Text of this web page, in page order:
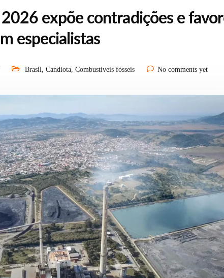
2026 expõe contradições e
especialistas
Brasil, Candiota, Combustíveis fósseis No comments yet